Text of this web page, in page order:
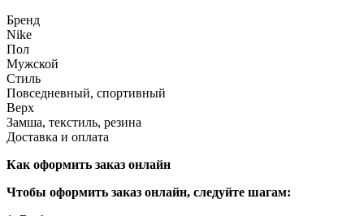
Бренд
Nike
Пол
Мужской
Стиль
Повседневный, спортивный
Верх
Замша, текстиль, резина
Доставка и оплата
Как оформить заказ онлайн
Чтобы оформить заказ онлайн, следуйте шагам: